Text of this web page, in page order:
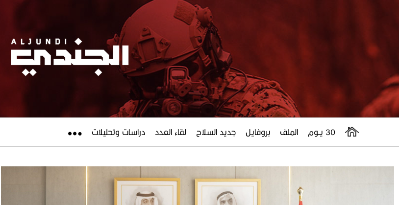
30 يــوم الملف بروفايل جديد السلاح لقاء العدد دراسات وتحليلات